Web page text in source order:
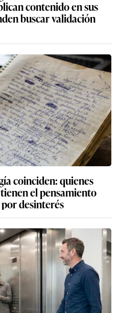
contenido en sus
buscar validación
coinciden: quienes
el pensamiento
desinterés